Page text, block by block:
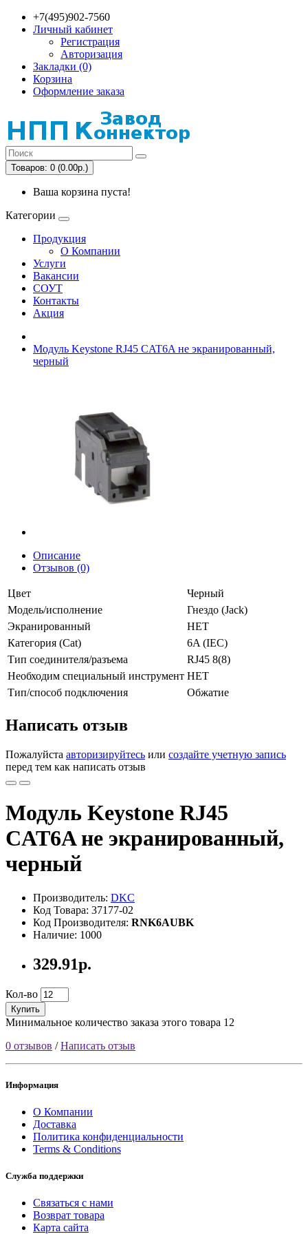
+7(495)902-7560
Личный кабинет
Регистрация
Авторизация
Закладки (0)
Корзина
Оформление заказа
Товаров: 0 (0.00р.)
Ваша корзина пуста!
Категории
Продукция
О Компании
Услуги
Вакансии
СОУТ
Контакты
Акция
Модуль Keystone RJ45 CAT6A не экранированный,
черный
Описание
Отзывов (0)
Цвет
Черный
Модель/исполнение
Гнездо (Jack)
Экранированный
НЕТ
Категория (Cat)
6A (IEC)
Тип соединителя/разъема
RJ45 8(8)
Необходим специальный инструмент НЕТ
Тип/способ подключения
Обжатие
Написать отзыв
Пожалуйста авторизируйтесь или создайте учетную запись
перед тем как написать отзыв
Модуль Keystone RJ45
CAT6A не экранированный,
черный
Производитель: DKC
Код Товара: 37177-02
Код Производителя: RNK6AUBK
Наличие: 1000
329.91р.
Кол-во
Купить
Минимальное количество заказа этого товара 12
0 отзывов /Написать отзыв
Информация
О Компании
Доставка
Политика конфиденциальности
Terms & Conditions
Служба поддержки
Связаться с нами
Возврат товара
Карта сайта